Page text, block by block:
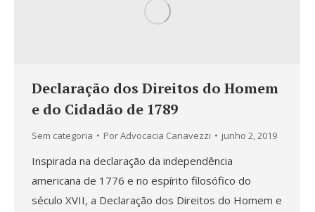
Declaração dos Direitos do Homem
e do Cidadão de 1789
Sem categoria PorAdvocacia Canavezzi junho 2, 2019
Inspirada na declaração da independência
americana de 1776 e no espírito filosófico do
século XVII, a Declaração dos Direitos do Homem e